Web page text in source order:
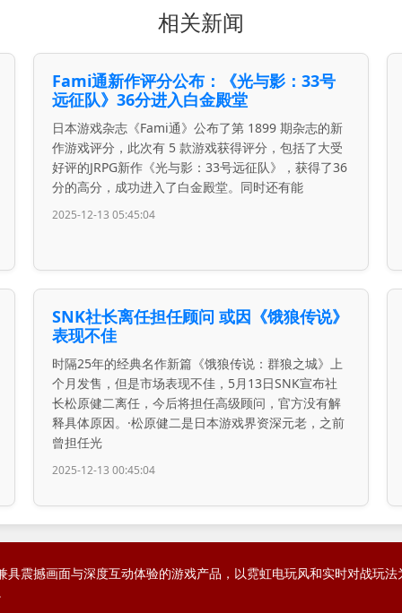
相关新闻
Fami通新作评分公布：《光与影：33号
远征队》36分进入白金殿堂
日本游戏杂志《Fami通》公布了第 1899 期杂志的新
作游戏评分，此次有 5 款游戏获得评分，包括了大受
好评的JRPG新作《光与影：33号远征队》，获得了36
分的高分，成功进入了白金殿堂。同时还有能
2025-12-13 05:45:04
SNK社长离任担任顾问 或因《饿狼传说》
表现不佳
时隔25年的经典名作新篇《饿狼传说：群狼之城》上
个月发售，但是市场表现不佳，5月13日SNK宣布社
长松原健二离任，今后将担任高级顾问，官方没有解
释具体原因。·松原健二是日本游戏界资深元老，之前
曾担任光
2025-12-13 00:45:04
震撼画面与深度互动体验的游戏产品，以霓虹电玩风和实时对战玩